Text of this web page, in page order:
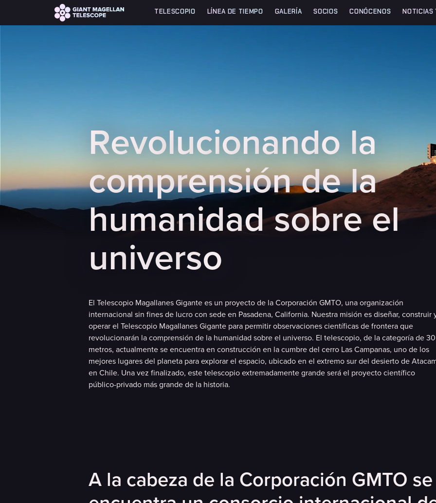
Global site tag (gtag.js) - Google Analytics
TELESCOPIO LÍNEA DE TIEMPO GALERÍA SOCIOS CONÓCENOS NOTICIAS
Revolucionando la
comprensión de la
humanidad sobre el
universo
El Telescopio Magallanes Gigante es un proyecto de la Corporación GMTO, una organización
internacional sin fines de lucro con sede en Pasadena, California. Nuestra misión es diseñar, construir
operar el Telescopio Magallanes Gigante para permitir observaciones científicas de frontera que
revolucionarán la comprensión de la humanidad sobre el universo. El telescopio, de la categoría de 30
metros, actualmente se encuentra en construcción en la cumbre del cerro Las Campanas, uno de los
mejores lugares del planeta para explorar el espacio, ubicado en el extremo sur del desierto de
en Chile. Una vez finalizado, este telescopio extremadamente grande será el proyecto científico
público-privado más grande de la historia.
A la cabeza de la Corporación GMTO se